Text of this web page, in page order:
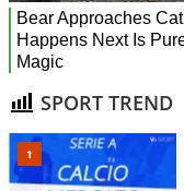
SPORT TREND